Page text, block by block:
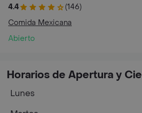
4.4
(146)
Comida Mexicana
Abierto
Horarios de Apertura y
Lunes